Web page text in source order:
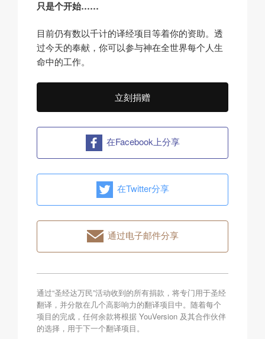
只是个开始……
目前仍有数以千计的译经项目等着你的资助。透
过今天的奉献，你可以参与神在全世界每个人生
命中的工作。
立刻捐赠
在Facebook上分享
在Twitter分享
通过电子邮件分享
通过“圣经达万民”活动收到的所有捐款，将专门用于圣经
翻译，并分散在几个高影响力的翻译项目中。随着每个
项目的完成，任何余款将根据 YouVersion 及其合作伙伴
的选择，用于下一个翻译项目。